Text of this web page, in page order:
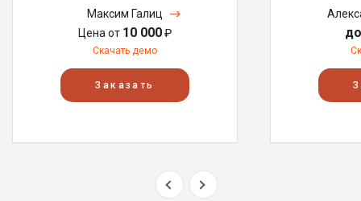
Максим Галиц
Цена от 10 000₽
Скачать демо
Заказать